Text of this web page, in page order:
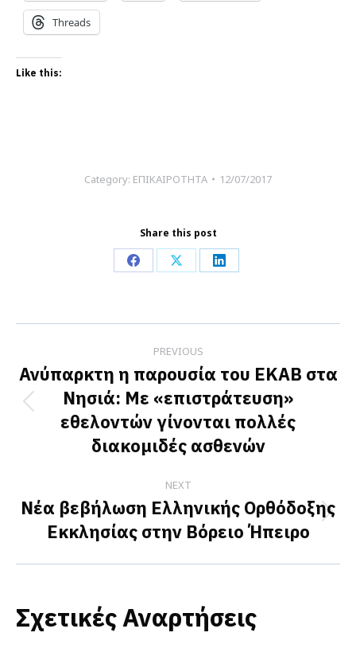
Threads
Like this:
Category: ΕΠΙΚΑΙΡΟΤΗΤΑ 12/07/2017
Share this post
Share
Facebook
Share
X
Share
LinkedIn
navigation
PREVIOUS
Previous
post:
Ανύπαρκτη η παρουσία του ΕΚΑΒ στα
Νησιά: Με «επιστράτευση»
εθελοντών γίνονται πολλές
διακομιδές ασθενών
NEXT
Next
post:
Νέα βεβήλωση Ελληνικής Ορθόδοξης
Εκκλησίας στην Βόρειο Ήπειρο
Σχετικές Αναρτήσεις